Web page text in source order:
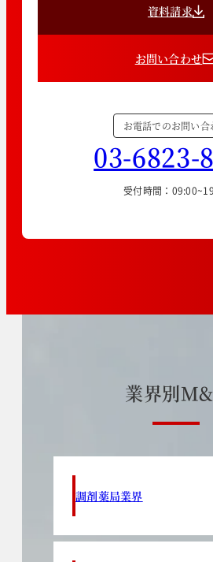
資料請求
お問い合わせ
お電話でのお問い合
03-6823-
受付時間：
業界別M&
調剤薬局業界